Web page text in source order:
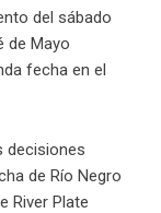
del sábado
de Mayo
fecha en el
decisiones
de Río Negro
River Plate